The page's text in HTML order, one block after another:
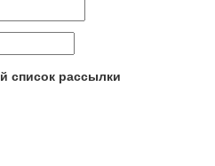
список рассылки